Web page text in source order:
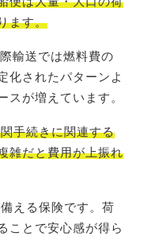
ます。
輸送では燃料費の
化されたパターンよ
スが増えています。
手続きに関連する
雑だと費用が上振れ
える保険です。荷
ことで安心感が得ら